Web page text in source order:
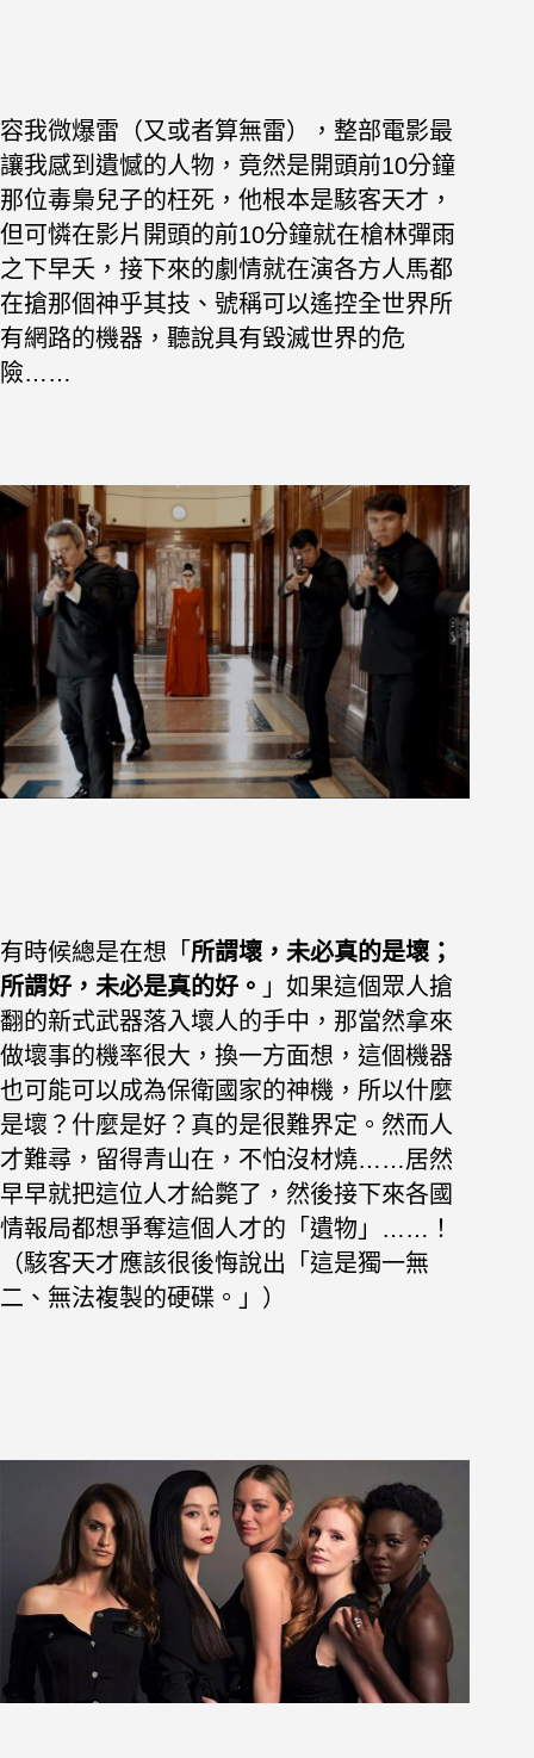
容我微爆雷（又或者算無雷），整部電影最
讓我感到遺憾的人物，竟然是開頭前10分鐘
那位毒梟兒子的枉死，他根本是駭客天才，
但可憐在影片開頭的前10分鐘就在槍林彈雨
之下早夭，接下來的劇情就在演各方人馬都
在搶那個神乎其技、號稱可以遙控全世界所
有網路的機器，聽說具有毀滅世界的危
險……
有時候總是在想「 所謂壞，未必真的是壞；
所謂好，未必是真的好。 」如果這個眾人搶
翻的新式武器落入壞人的手中，那當然拿來
做壞事的機率很大，換一方面想，這個機器
也可能可以成為保衛國家的神機，所以什麼
是壞？什麼是好？真的是很難界定。然而人
才難尋，留得青山在，不怕沒材燒……居然
早早就把這位人才給斃了，然後接下來各國
情報局都想爭奪這個人才的「遺物」……！
（駭客天才應該很後悔說出「這是獨一無
二、無法複製的硬碟。」）